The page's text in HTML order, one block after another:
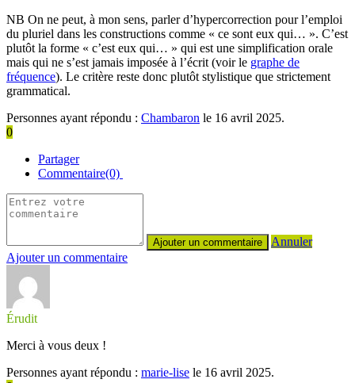
NB On ne peut, à mon sens, parler d’hypercorrection pour l’emploi
du pluriel dans les constructions comme « ce sont eux qui… ». C’est
plutôt la forme « c’est eux qui… » qui est une simplification orale
mais qui ne s’est jamais imposée à l’écrit (voir le graphe de
fréquence). Le critère reste donc plutôt stylistique que strictement
grammatical.
Personnes ayant répondu : Chambaron le 16 avril 2025.
0
Partager
Commentaire(0)
Annuler
Ajouter un commentaire
Érudit
Merci à vous deux !
Personnes ayant répondu : marie-lise le 16 avril 2025.